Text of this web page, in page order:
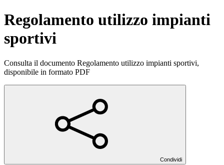
Regolamento utilizzo impianti
sportivi
Consulta il documento Regolamento utilizzo impianti sportivi,
disponibile in formato PDF
Condividi